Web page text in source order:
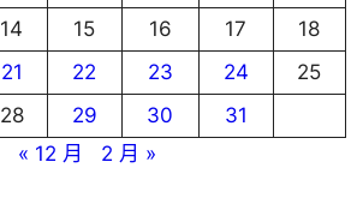
14 15 16 17
18
21 22 23 24
25
28 29 30
31
« 12 月
2 月 »